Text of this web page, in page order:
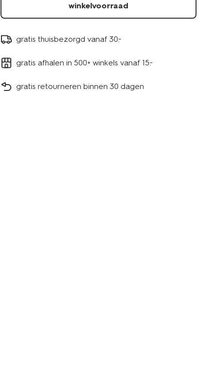
winkelvoorraad
gratis thuisbezorgd vanaf 30.-
gratis afhalen in 500+ winkels vanaf 15.-
gratis retourneren binnen 30 dagen